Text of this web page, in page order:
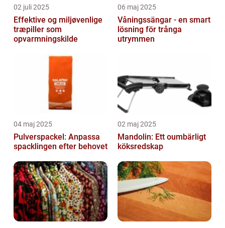
02 juli 2025
Effektive og miljøvenlige
træpiller som
opvarmningskilde
06 maj 2025
Våningssängar - en smart
lösning för trånga
utrymmen
04 maj 2025
Pulverspackel: Anpassa
spacklingen efter behovet
02 maj 2025
Mandolin: Ett oumbärligt
köksredskap